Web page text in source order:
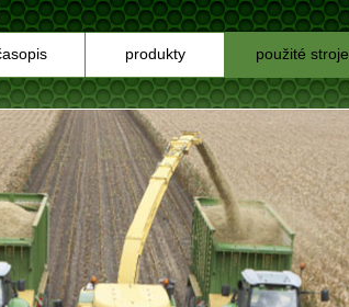
produkty použité stroje